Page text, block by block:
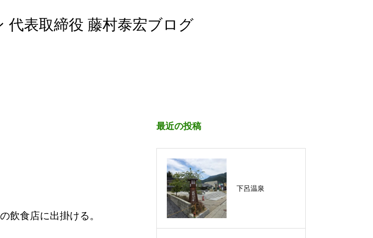
代表取締役 藤村泰宏ブログ
飲食店に出掛ける。
最近の投稿
下呂温泉